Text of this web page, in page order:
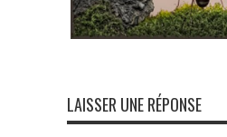
LAISSER UNE RÉPONSE